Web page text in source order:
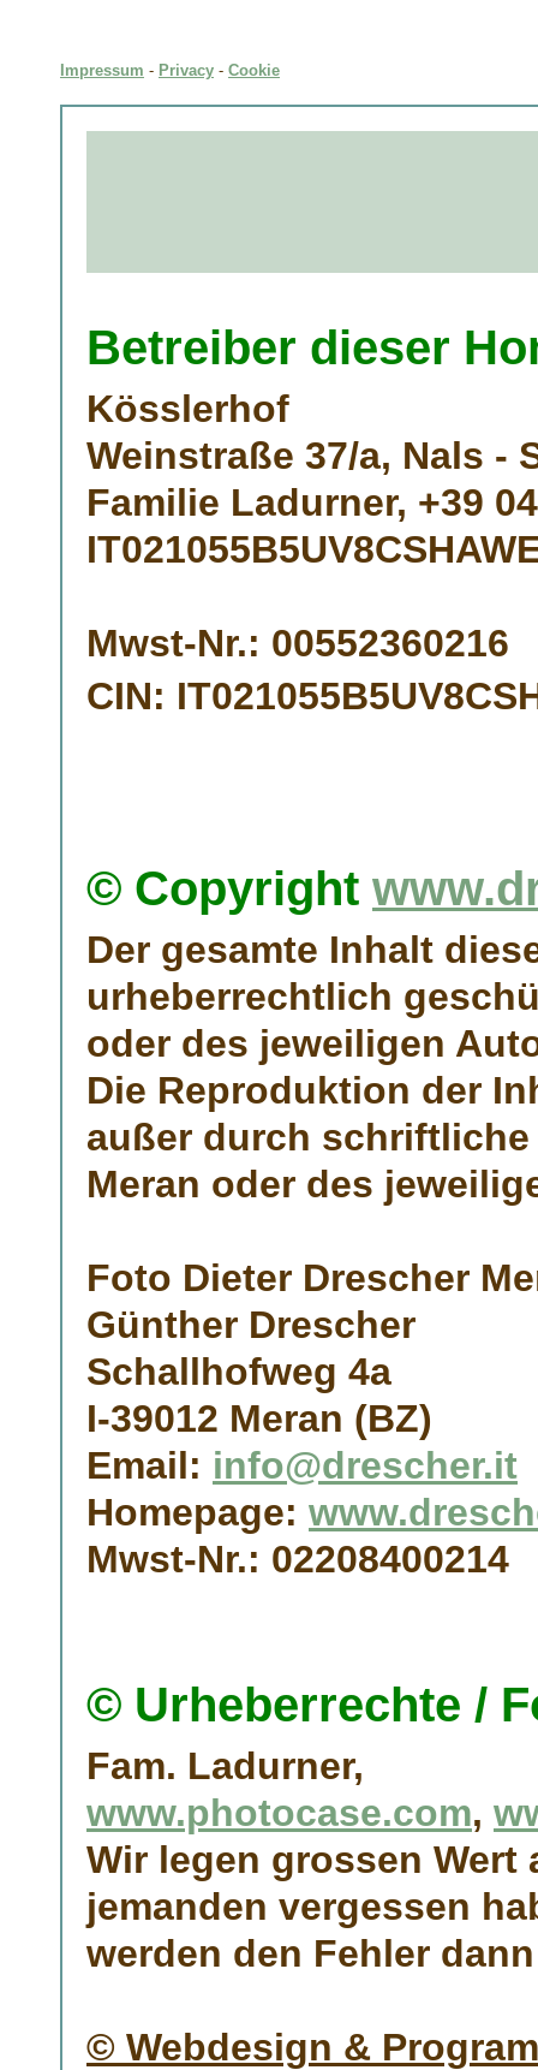
Impressum - Privacy - Cookie
Betreiber dieser
Kösslerhof
Weinstraße 37/a, Nals -
Familie Ladurner, +39
Mwst-Nr.: 00552360216
CIN:
© Copyright
Der gesamte Inhalt
urheberrechtlich
oder des jeweiligen
Die Reproduktion der
außer durch
Meran oder des
Foto Dieter Drescher
Günther Drescher
Schallhofweg 4a
I-39012 Meran (BZ)
Email: info@drescher.it
Homepage:
Mwst-Nr.: 02208400214
© Urheberrechte /
Fam. Ladurner,
www.photocase.com,
Wir legen grossen
jemanden vergessen
werden den Fehler
© Webdesign &